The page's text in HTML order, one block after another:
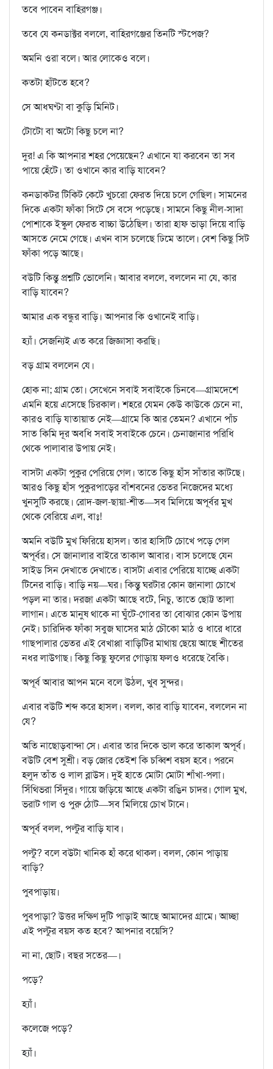
তবে পাবেন বাহিরগঞ্জ।
তবে যে কনডাক্টর বললে, বাহিরগঞ্জের তিনটি স্টপেজ?
অমনি ওরা বলে। আর লোকেও বলে।
কতটা হাঁটতে হবে?
সে আধঘণ্টা বা কুড়ি মিনিট।
টোটো বা অটো কিছু চলে না?
দুর! এ কি আপনার শহর পেয়েছেন? এখানে যা করবেন তা সব
পায়ে হেঁটে। তা ওখানে কার বাড়ি যাবেন?
কনডাকটর টিকিট কেটে খুচরো ফেরত দিয়ে চলে গেছিল। সামনের
দিকে একটা ফাঁকা সিটে সে বসে পড়েছে। সামনে কিছু নীল-সাদা
পোশাকে ইস্কুল ফেরত বাচ্চা উঠেছিল। তারা হাফ ভাড়া দিয়ে বাড়ি
আসতে নেমে গেছে। এখন বাস চলেছে ঢিমে তালে। বেশ কিছু সিট
ফাঁকা পড়ে আছে।
বউটি কিন্তু প্রশ্নটি ভোলেনি। আবার বললে, বললেন না যে, কার
বাড়ি যাবেন?
আমার এক বন্ধুর বাড়ি। আপনার কি ওখানেই বাড়ি।
হ্যাঁ। সেজন্যিই এত করে জিজ্ঞাসা করছি।
বড় গ্রাম বললেন যে।
হোক না; গ্রাম তো। সেখেনে সবাই সবাইকে চিনবে—গ্রামদেশে
এমনি হয়ে এসেছে চিরকাল। শহরে যেমন কেউ কাউকে চেনে না,
কারও বাড়ি যাতায়াত নেই—গ্রামে কি আর তেমন? এখানে পাঁচ
সাত কিমি দূর অবধি সবাই সবাইকে চেনে। চেনাজানার পরিধি
থেকে পালাবার উপায় নেই।
বাসটা একটা পুকুর পেরিয়ে গেল। তাতে কিছু হাঁস সাঁতার কাটছে।
আরও কিছু হাঁস পুকুরপাড়ের বাঁশবনের ভেতর নিজেদের মধ্যে
খুনসুটি করছে। রোদ-জল-ছায়া-শীত—সব মিলিয়ে অপূর্বর মুখ
থেকে বেরিয়ে এল, বাঃ!
অমনি বউটি মুখ ফিরিয়ে হাসল। তার হাসিটি চোখে পড়ে গেল
অপূর্বর। সে জানালার বাইরে তাকাল আবার। বাস চলেছে যেন
সাইড সিন দেখাতে দেখাতে। বাসটা এবার পেরিয়ে যাচ্ছে একটা
টিনের বাড়ি। বাড়ি নয়—ঘর। কিন্তু ঘরটার কোন জানালা চোখে
পড়ল না তার। দরজা একটা আছে বটে, নিচু, তাতে ছোট্ট তালা
লাগান। এতে মানুষ থাকে না ঘুঁটে-গোবর তা বোঝার কোন উপায়
নেই। চারিদিক ফাঁকা সবুজ ঘাসের মাঠ চৌকো মাঠ ও ধারে ধারে
গাছপালার ভেতর এই বেখাপ্পা বাড়িটির মাথায় ছেয়ে আছে শীতের
নধর লাউগাছ। কিছু কিছু ফুলের গোড়ায় ফলও ধরেছে বৈকি।
অপূর্ব আবার আপন মনে বলে উঠল, খুব সুন্দর।
এবার বউটি শব্দ করে হাসল। বলল, কার বাড়ি যাবেন, বললেন না
যে?
অতি নাছোড়বান্দা সে। এবার তার দিকে ভাল করে তাকাল অপূর্ব।
বউটি বেশ সুশ্রী। বড় জোর তেইশ কি চব্বিশ বয়স হবে। পরনে
হলুদ তাঁত ও লাল ব্লাউস। দুই হাতে মোটা মোটা শাঁখা-পলা।
সিঁথিভরা সিঁদুর। গায়ে জড়িয়ে আছে একটা রঙিন চাদর। গোল মুখ,
ভরাট গাল ও পুরু ঠোট—সব মিলিয়ে চোখ টানে।
অপূর্ব বলল, পল্টুর বাড়ি যাব।
পল্টু? বলে বউটা খানিক হাঁ করে থাকল। বলল, কোন পাড়ায়
বাড়ি?
পুবপাড়ায়।
পুবপাড়া? উত্তর দক্ষিণ দুটি পাড়াই আছে আমাদের গ্রামে। আচ্ছা
এই পল্টুর বয়স কত হবে? আপনার বয়েসি?
না না, ছোট। বছর সতের—।
পড়ে?
হ্যাঁ।
কলেজে পড়ে?
হ্যাঁ।